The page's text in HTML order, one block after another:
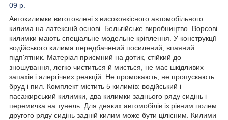
09 р.
Автокилимки виготовлені з високоякісного автомобільного
килима на латексній основі. Бельгійське виробництво. Ворсові
килимки мають спеціальне модельне кріплення. У конструкції
водійського килима передбачений посилений, впаяний
підп'ятник. Матеріал приємний на дотик, стійкий до
зношування, легко чиститься й миється, не має шкідливих
запахів і алергічних реакцій. Не промокають, не пропускають
бруд і пил. Комплект містить 5 килимів: водійський і
пасажирський килимки, два килимки заднього ряду сидінь і
перемичка на тунель..Для деяких автомобілів із рівним полем
другого ряду сидінь задній килим може бути цілісним. Килими